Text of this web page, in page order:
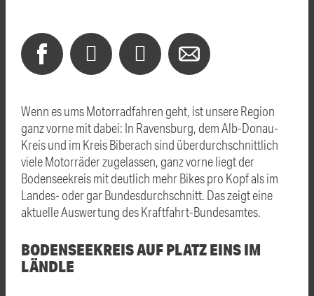
Wenn es ums Motorradfahren geht, ist unsere Region
ganz vorne mit dabei: In Ravensburg, dem Alb-Donau-
Kreis und im Kreis Biberach sind überdurchschnittlich
viele Motorräder zugelassen, ganz vorne liegt der
Bodenseekreis mit deutlich mehr Bikes pro Kopf als im
Landes- oder gar Bundesdurchschnitt. Das zeigt eine
aktuelle Auswertung des Kraftfahrt-Bundesamtes.
BODENSEEKREIS AUF PLATZ EINS IM
LÄNDLE